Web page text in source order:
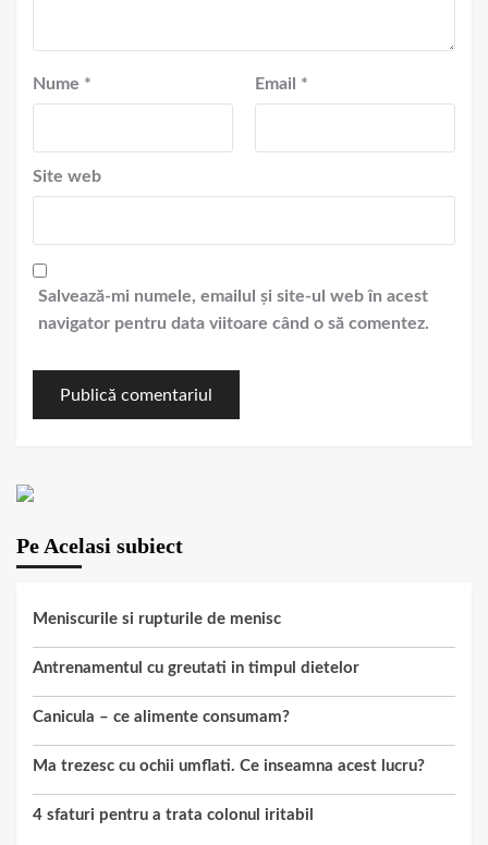
Nume * Email *
Site web
Salvează-mi numele, emailul și site-ul web în acest
navigator pentru data viitoare când o să comentez.
Pe Acelasi subiect
Meniscurile si rupturile de menisc
Antrenamentul cu greutati in timpul dietelor
Canicula – ce alimente consumam?
Ma trezesc cu ochii umflati. Ce inseamna acest lucru?
4 sfaturi pentru a trata colonul iritabil